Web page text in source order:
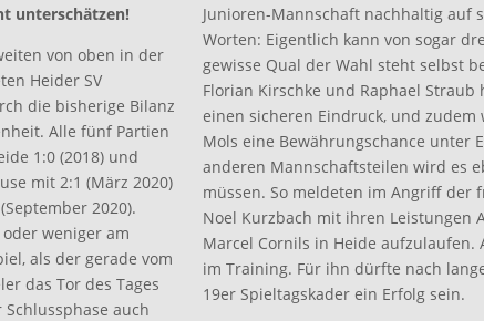
unterschätzen!
von oben in der
Heider SV
die bisherige Bilanz
Alle fünf Partien
1:0 (2018) und
mit 2:1 (März 2020)
2020).
weniger am
als der gerade vom
das Tor des Tages
auch
Junioren-Mannschaft nachhaltig auf
Worten: Eigentlich kann von sogar
gewisse Qual der Wahl steht selbst
Florian Kirschke und Raphael
einen sicheren Eindruck, und
Mols eine Bewährungschance unter
anderen Mannschaftsteilen wird es
müssen. So meldeten im Angriff der
Noel Kurzbach mit ihren Leistungen
Marcel Cornils in Heide
im Training. Für ihn dürfte nach
19er Spieltagskader ein Erfolg sein.